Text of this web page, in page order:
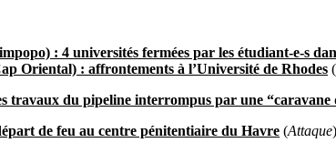
: 4 universités fermées par les étudiant-e-s
Oriental) : affrontements à l’Université de Rhodes (
travaux du pipeline interrompus par une “caravane
de feu au centre pénitentiaire du Havre (Attaque